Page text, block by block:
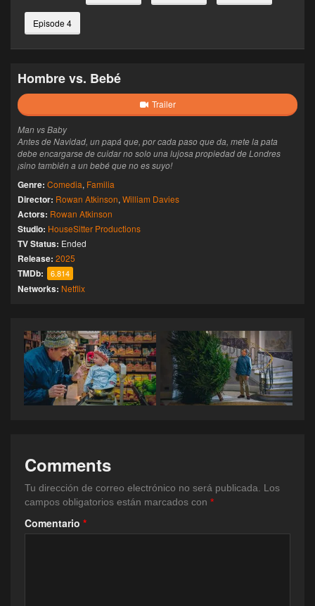
Episode 4
Hombre vs. Bebé
Trailer
Man vs Baby
Antes de Navidad, un papá que, por cada paso que da, mete la pata
debe encargarse de cuidar no solo una lujosa propiedad de Londres
¡sino también a un bebé que no es suyo!
Genre: Comedia, Familia
Director: Rowan Atkinson, William Davies
Actors: Rowan Atkinson
Studio: HouseSitter Productions
TV Status: Ended
Release: 2025
TMDb: 6.814
Networks: Netflix
Comments
Tu dirección de correo electrónico no será publicada.
Los
campos obligatorios están marcados con *
Comentario *